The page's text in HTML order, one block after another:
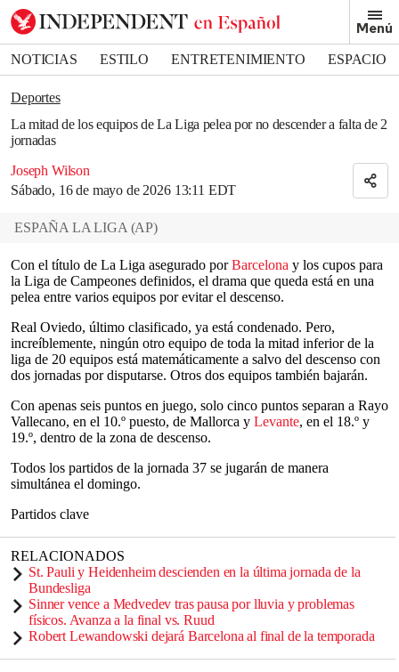
Menú
NOTICIAS ESTILO ENTRETENIMIENTO
ESPACIO
DEPORTES
Deportes
La mitad de los equipos de La Liga pelea por no descender a falta de 2
jornadas
Joseph Wilson
Sábado, 16 de mayo de 2026 13:11 EDT
Bookmark popover
Removed from bookmarks
Close popover
ESPAÑA LA LIGA (AP)
Con el título de La Liga asegurado porBarcelona y los cupos para
la Liga de Campeones definidos, el drama que queda está en una
pelea entre varios equipos por evitar el descenso.
Real Oviedo, último clasificado, ya está condenado. Pero,
increíblemente, ningún otro equipo de toda la mitad inferior de la
liga de 20 equipos está matemáticamente a salvo del descenso con
dos jornadas por disputarse. Otros dos equipos también bajarán.
Con apenas seis puntos en juego, solo cinco puntos separan a Rayo
Vallecano, en el 10.º puesto, de Mallorca y Levante, en el 18.º y
19.º, dentro de la zona de descenso.
Todos los partidos de la jornada 37 se jugarán de manera
simultánea el domingo.
Partidos clave
RELACIONADOS
St. Pauli y Heidenheim descienden en la última jornada de la
Bundesliga
Sinner vence a Medvedev tras pausa por lluvia y problemas
físicos. Avanza a la final vs. Ruud
Robert Lewandowski dejará Barcelona al final de la temporada